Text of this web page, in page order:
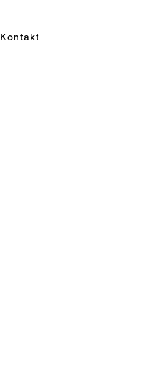
Kontakt